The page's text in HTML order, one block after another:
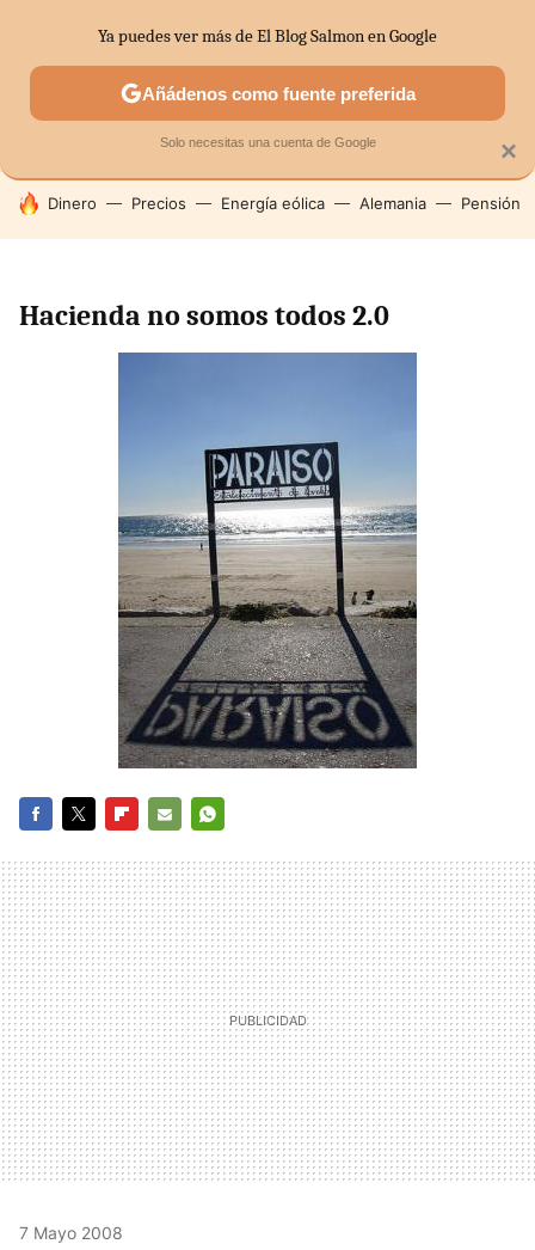
SECTORES ECONOMÍA DOMÉSTICA MERCADOS
HOY SE HABLA DE
Dinero Precios Energía eólica Alemania Pensión
Hacienda no somos todos 2.0
MAIL
7 Mayo 2008
×
Ya puedes ver más de El Blog Salmon en Google
Añádenos como fuente preferida
Solo necesitas una cuenta de Google